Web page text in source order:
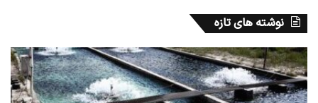
نوشته های تازه